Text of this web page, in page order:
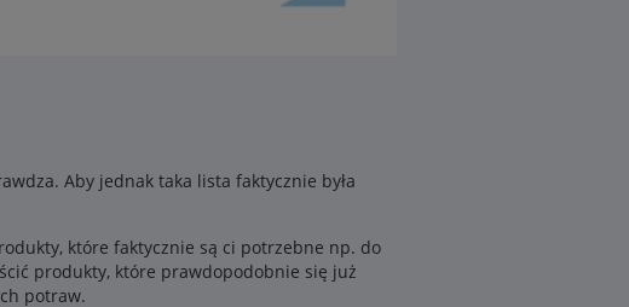
Aby jednak taka lista faktycznie była
które faktycznie są ci potrzebne np. do
produkty, które prawdopodobnie się już
potraw.